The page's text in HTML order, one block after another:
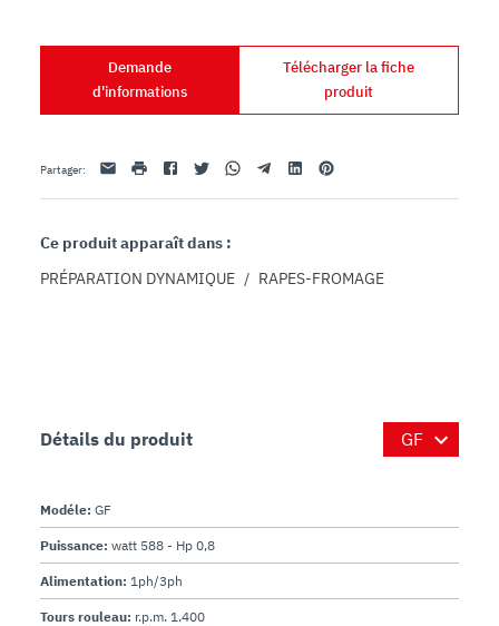
Demande
d'informations
Télécharger la fiche
produit
Partager: Email imprimerFacebookTwitterWhatsappTelegramLinkedinPinterest
Ce produit apparaît dans :
PRÉPARATION DYNAMIQUE / RAPES-FROMAGE
Détails du produit
Modéle: GF
Puissance: watt 588 - Hp 0,8
Alimentation: 1ph/3ph
Tours rouleau: r.p.m. 1.400